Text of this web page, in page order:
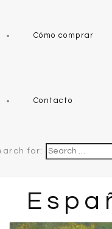
Cómo comprar
Contacto
for: